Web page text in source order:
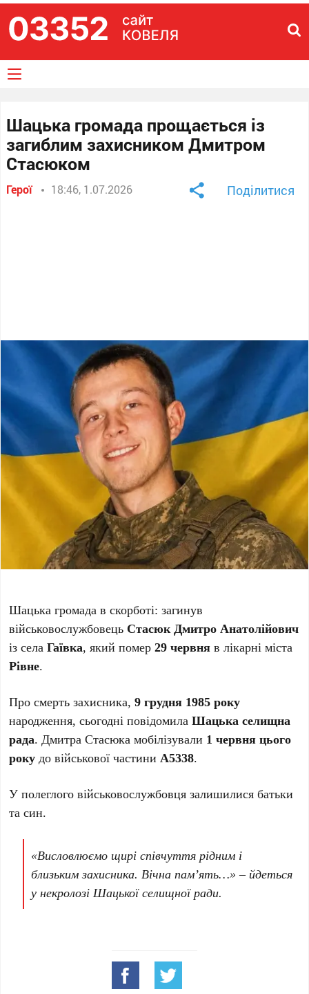
Шацька громада прощається із
загиблим захисником Дмитром
Стасюком
Герої 18:46, 1.07.2026 Поділитися
Шацька громада в скорботі: загинув
військовослужбовець Стасюк Дмитро Анатолійович
із селаГаївка, який помер29 червня в лікарні міста
Рівне.
Про смерть захисника,9 грудня 1985 року
народження, сьогодні повідомилаШацька селищна
рада. Дмитра Стасюка мобілізували 1 червня цього
року до військової частиниА5338.
У полеглого військовослужбовця залишилися батьки
та син.
«Висловлюємо щирі співчуття рідним і
близьким захисника. Вічна пам’ять…» – йдеться
у некролозі Шацької селищної ради.